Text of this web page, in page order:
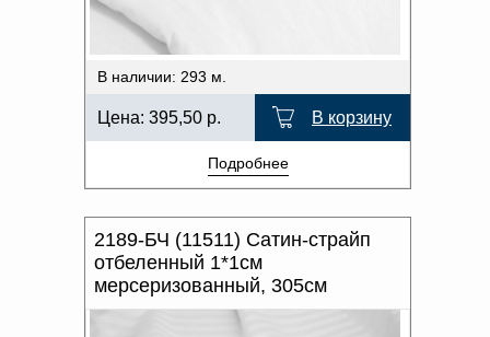
В наличии: 293 м.
Цена: 395,50 р. В корзину
Подробнее
2189-БЧ (11511) Сатин-страйп
отбеленный 1*1см
мерсеризованный, 305см